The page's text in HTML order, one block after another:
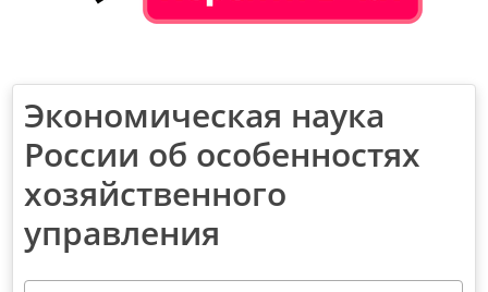
Экономическая наука
России об особенностях
хозяйственного
управления